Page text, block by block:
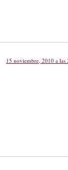
15 noviembre, 2010 a las